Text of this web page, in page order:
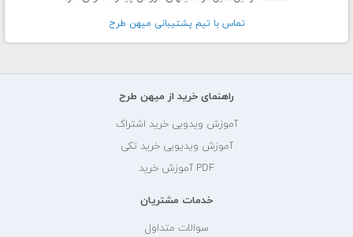
تماس با تيم پشتيبانی ميهن طرح
راهنمای خرید از میهن طرح
آموزش ویدویی خرید اشتراک
آموزش ویدیویی خرید تکی
PDF آموزش خرید
خدمات مشتریان
سوالات متداول